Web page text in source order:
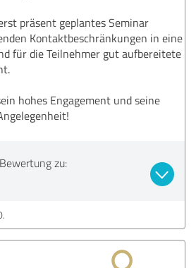
präsent geplantes Seminar
Kontaktbeschränkungen in eine
für die Teilnehmer gut aufbereitete
hohes Engagement und seine
zu: